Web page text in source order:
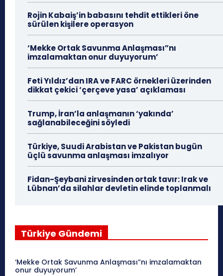
Rojin Kabaiş’in babasını tehdit ettikleri öne
sürülen kişilere operasyon
‘Mekke Ortak Savunma Anlaşması”nı
imzalamaktan onur duyuyorum’
Feti Yıldız’dan IRA ve FARC örnekleri üzerinden
dikkat çekici ‘çerçeve yasa’ açıklaması
Trump, İran’la anlaşmanın ‘yakında’
sağlanabileceğini söyledi
Türkiye, Suudi Arabistan ve Pakistan bugün
üçlü savunma anlaşması imzalıyor
Fidan-Şeybani zirvesinden ortak tavır: Irak ve
Lübnan’da silahlar devletin elinde toplanmalı
Türkiye Gündemi
‘Mekke Ortak Savunma Anlaşması”nı imzalamaktan
onur duyuyorum’